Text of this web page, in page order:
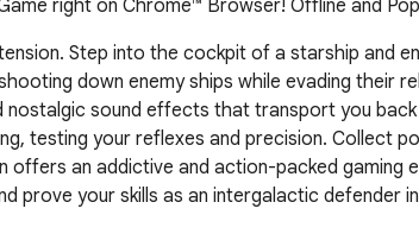
right on Chrome™ Browser! Offline and
Step into the cockpit of a starship and
down enemy ships while evading their
testing your reflexes and precision. Collect
offers an addictive and action-packed gaming